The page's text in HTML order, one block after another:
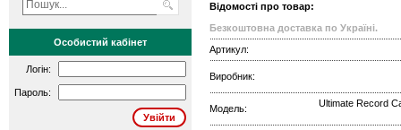
Особистий кабінет
Логін:
Пароль:
Відомості про товар:
Безкоштовна доставка по Україні.
Артикул:
Виробник:
Модель: Ultimate Record